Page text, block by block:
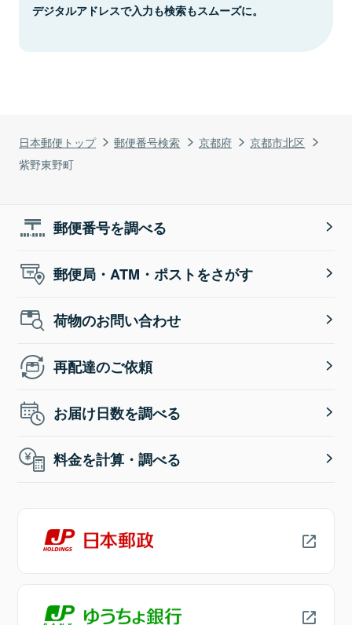
日本郵便トップ 郵便番号検索 京都府
京都市北区
紫野東野町
デジタルアドレスで入力も検索もスムーズに。
郵便番号を調べる
郵便局・ATM・ポストをさがす
荷物のお問い合わせ
再配達のご依頼
お届け日数を調べる
料金を計算・調べる